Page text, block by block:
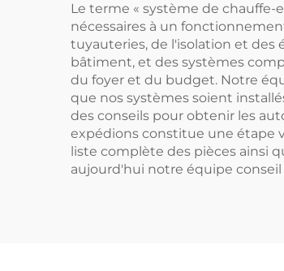
Le terme « système de
nécessaires à un
tuyauteries, de l'isolation et des
bâtiment, et des systèmes
du foyer et du budget. Notre
que nos systèmes soient
des conseils pour obtenir les
expédions constitue une étape
liste complète des pièces ainsi
aujourd'hui notre équipe